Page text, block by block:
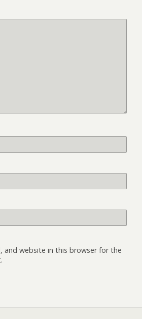
and website in this browser for the